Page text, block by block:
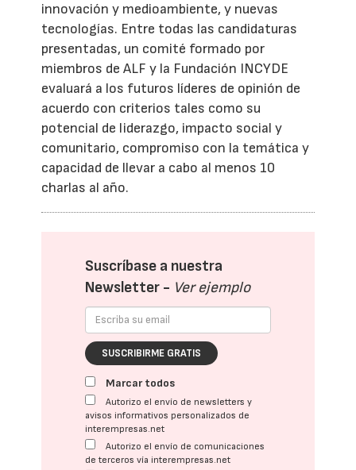
innovación y medioambiente, y nuevas
tecnologías. Entre todas las candidaturas
presentadas, un comité formado por
miembros de ALF y la Fundación INCYDE
evaluará a los futuros líderes de opinión de
acuerdo con criterios tales como su
potencial de liderazgo, impacto social y
comunitario, compromiso con la temática y
capacidad de llevar a cabo al menos 10
charlas al año.
Suscríbase a nuestra
Newsletter - Ver ejemplo
SUSCRIBIRME GRATIS
Marcar todos
Autorizo el envío de newsletters y
avisos informativos personalizados de
interempresas.net
Autorizo el envío de comunicaciones
de terceros vía interempresas.net